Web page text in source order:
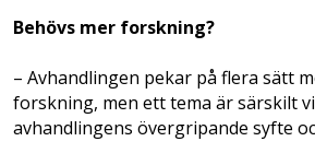
Behövs mer forskning?
– Avhandlingen pekar på flera sätt
forskning, men ett tema är särskilt
avhandlingens övergripande syfte